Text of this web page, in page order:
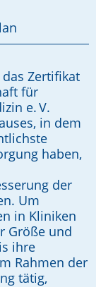
Zertifikat
für
e. V.
in dem
haben,
der
Um
in Kliniken
Größe und
ihre
Rahmen der
tätig,